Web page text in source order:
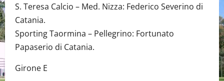
S. Teresa Calcio – Med. Nizza: Federico Severino di
Catania.
Sporting Taormina – Pellegrino: Fortunato
Papaserio di Catania.
Girone E